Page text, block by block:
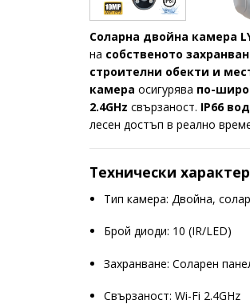
Соларна двойна камера
на собственото
строителни обекти и
камера осигурява по-
2.4GHz свързаност. IP66
лесен достъп в реално
Технически
Тип камера: Двойна,
Брой диоди: 10 (IR/LED)
Захранване: Соларен
Свързаност: Wi-Fi 2.4GHz